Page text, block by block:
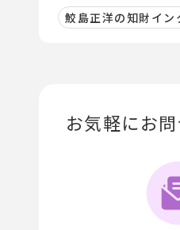
鮫島正洋の知財イン
お気軽にお